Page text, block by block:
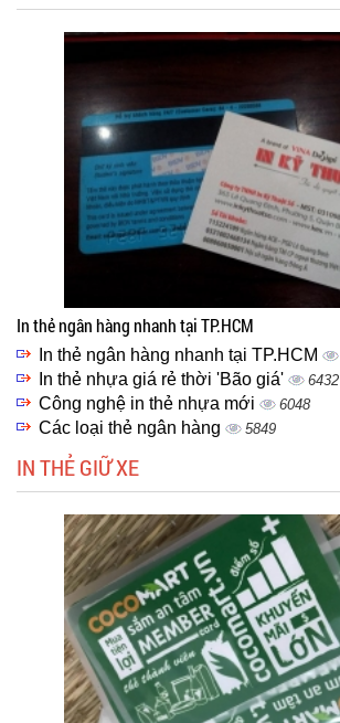
In thẻ ngân hàng nhanh tại TP.HCM
In thẻ ngân hàng nhanh tại TP.HCM
In thẻ nhựa giá rẻ thời 'Bão giá' 6432
Công nghệ in thẻ nhựa mới 6048
Các loại thẻ ngân hàng 5849
IN THẺ GIỮ XE